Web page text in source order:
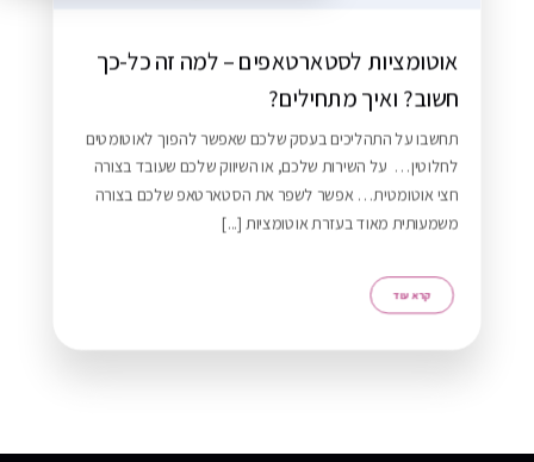
ZERO21 TEAM
אוטומציות לסטארטאפים – למה זה כל-כך
חשוב? ואיך מתחילים?
תחשבו על התהליכים בעסק שלכם שאפשר להפוך לאוטומטים
לחלוטין… על השירות שלכם, או השיווק שלכם שעובד בצורה
חצי אוטומטית… אפשר לשפר את הסטארטאפ שלכם בצורה
משמעותית מאוד בעזרת אוטומציות [...]